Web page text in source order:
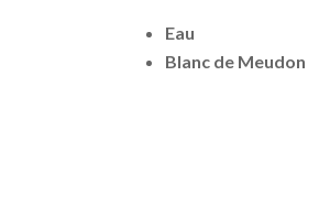
Eau
Blanc de Meudon